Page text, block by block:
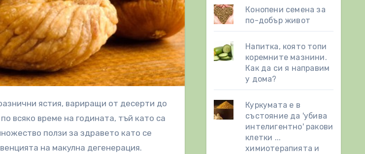
всяко време на годината, тъй като са
ползи за здравето като се
на макулна дегенерация.
Конопени семена за
по-добър живот
Напитка, която топи
коремните мазнини.
Как да си я направим
у дома?
Куркумата е в
състояние да 'убива
интелигентно' ракови
клетки ...
химиотерапията и